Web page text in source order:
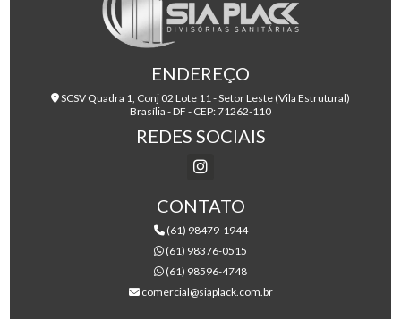
ENDEREÇO
SCSV Quadra 1, Conj 02 Lote 11 - Setor Leste (Vila Estrutural)
Brasília - DF - CEP: 71262-110
REDES SOCIAIS
CONTATO
(61) 98479-1944
(61) 98376-0515
(61) 98596-4748
comercial@siaplack.com.br